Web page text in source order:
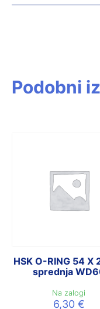
Podobni
HSK O-RING 54 X
sprednja
Na zalogi
6,30 €